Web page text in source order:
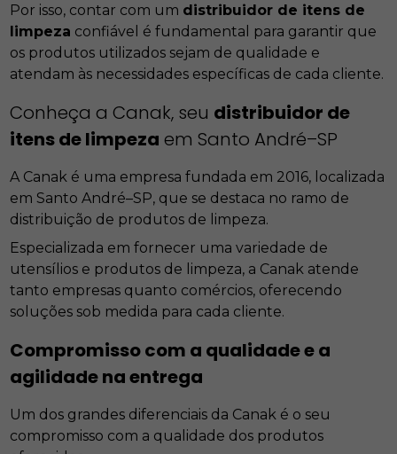
Por isso, contar com um distribuidor de itens de
limpeza confiável é fundamental para garantir que
os produtos utilizados sejam de qualidade e
atendam às necessidades específicas de cada cliente.
Conheça a Canak, seu distribuidor de
itens de limpeza em Santo André–SP
A Canak é uma empresa fundada em 2016, localizada
em Santo André–SP, que se destaca no ramo de
distribuição de produtos de limpeza.
Especializada em fornecer uma variedade de
utensílios e produtos de limpeza, a Canak atende
tanto empresas quanto comércios, oferecendo
soluções sob medida para cada cliente.
Compromisso com a qualidade e a
agilidade na entrega
Um dos grandes diferenciais da Canak é o seu
compromisso com a qualidade dos produtos